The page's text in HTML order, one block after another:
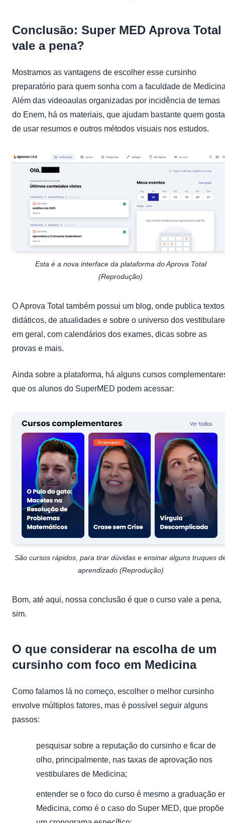
Conclusão: Super MED Aprova Total
vale a pena?
Mostramos as vantagens de escolher esse cursinho
preparatório para quem sonha com a faculdade de
Além das videoaulas organizadas por incidência de temas
do Enem, há os materiais, que ajudam bastante quem gosta
de usar resumos e outros métodos visuais nos estudos.
Esta é a nova interface da plataforma do Aprova Total
(Reprodução)
O Aprova Total também possui um blog, onde publica textos
didáticos, de atualidades e sobre o universo dos
em geral, com calendários dos exames, dicas sobre as
provas e mais.
Ainda sobre a plataforma, há alguns cursos
que os alunos do SuperMED podem acessar:
São cursos rápidos, para tirar dúvidas e ensinar alguns truques
aprendizado (Reprodução)
Bom, até aqui, nossa conclusão é que o curso vale a pena,
sim.
O que considerar na escolha de um
cursinho com foco em Medicina
Como falamos lá no começo, escolher o melhor cursinho
envolve múltiplos fatores, mas é possível seguir alguns
passos:
pesquisar sobre a reputação do cursinho e ficar de
olho, principalmente, nas taxas de aprovação nos
vestibulares de Medicina;
entender se o foco do curso é mesmo a graduação
Medicina, como é o caso do Super MED, que propõe